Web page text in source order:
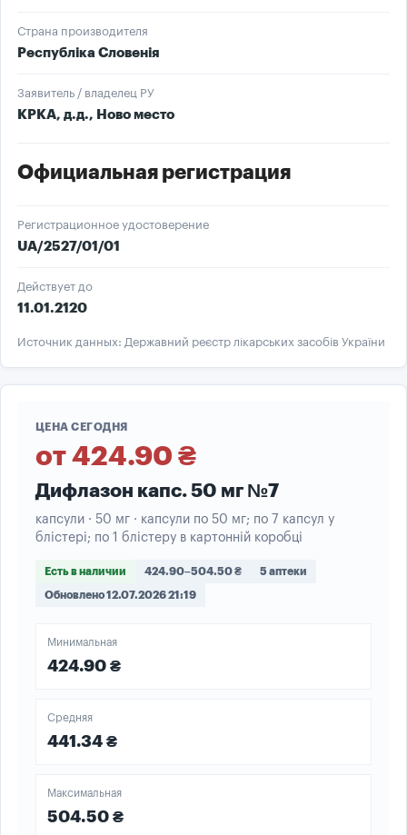
Страна производителя
Республіка Словенія
Заявитель / владелец РУ
КРКА, д.д., Ново место
Официальная регистрация
Регистрационное удостоверение
UA/2527/01/01
Действует до
11.01.2120
Источник данных: Державний реєстр лікарських засобів України
ЦЕНА СЕГОДНЯ
от 424.90 ₴
Дифлазон капс. 50 мг №7
капсули · 50 мг · капсули по 50 мг; по 7 капсул у
блістері; по 1 блістеру в картонній коробці
Есть в наличии 424.90–504.50 ₴ 5 аптеки
Обновлено 12.07.2026 21:19
Минимальная
424.90 ₴
Средняя
441.34 ₴
Максимальная
504.50 ₴